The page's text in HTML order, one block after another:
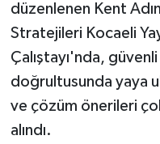
düzenlenen Kent
Stratejileri Kocaeli
Çalıştayı'nda,
doğrultusunda yaya
ve çözüm önerileri
alındı.